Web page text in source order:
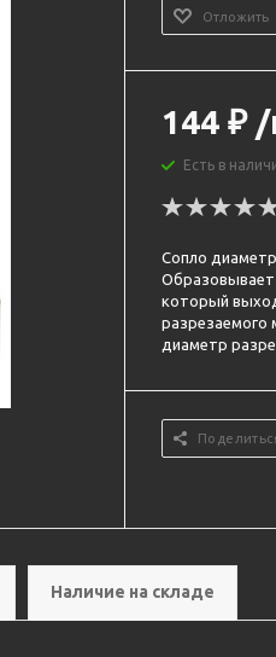
Отложить
144 ₽
Есть в
Сопло
Образовывает
который
разрезаемого
диаметр
Наличие на складе